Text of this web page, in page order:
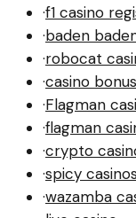
·f1 casino
·baden
·robocat
·casino
·Flagman
·flagman
·crypto
·spicy
·wazamba